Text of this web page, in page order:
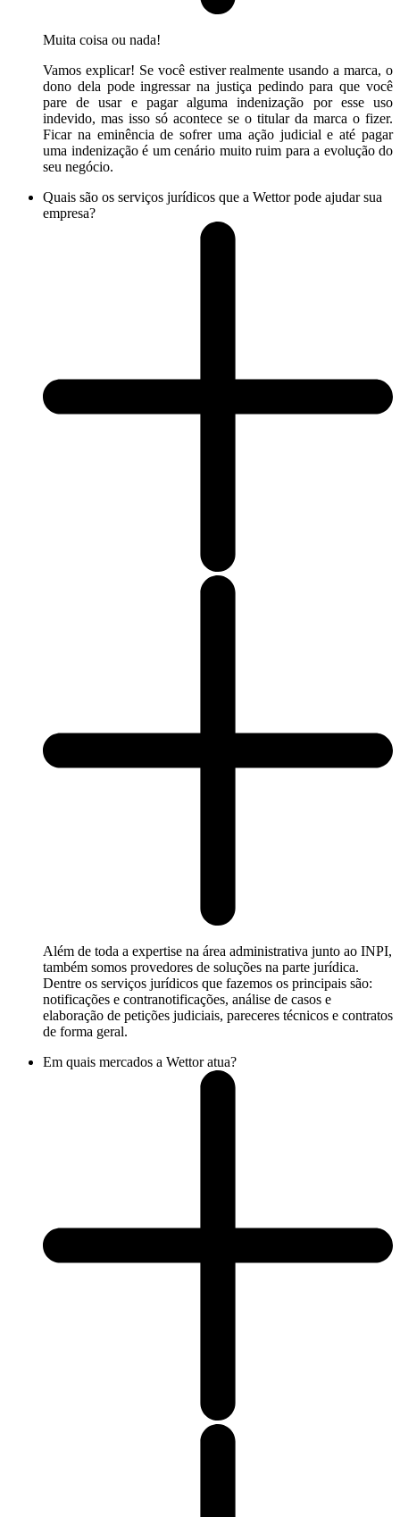
Muita coisa ou nada!
Vamos explicar! Se você estiver realmente usando a marca, o
dono dela pode ingressar na justiça pedindo para que você
pare de usar e pagar alguma indenização por esse uso
indevido, mas isso só acontece se o titular da marca o fizer.
Ficar na eminência de sofrer uma ação judicial e até pagar
uma indenização é um cenário muito ruim para a evolução do
seu negócio.
Quais são os serviços jurídicos que a Wettor pode ajudar sua
empresa?
Além de toda a expertise na área administrativa junto ao INPI,
também somos provedores de soluções na parte jurídica.
Dentre os serviços jurídicos que fazemos os principais são:
notificações e contranotificações, análise de casos e
elaboração de petições judiciais, pareceres técnicos e contratos
de forma geral.
Em quais mercados a Wettor atua?